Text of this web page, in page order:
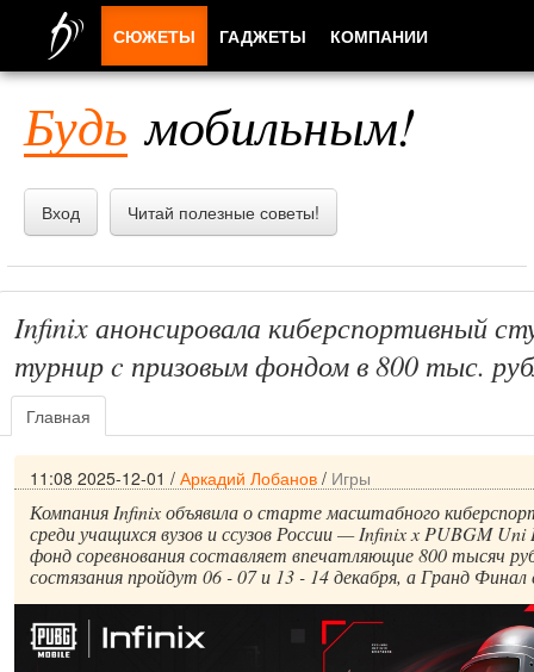
Будь мобильным!
Вход Читай полезные советы!
Infinix анонсировала киберспортивный
турнир c призовым фондом в 800 тыс.
Главная
11:08 2025-12-01 / Аркадий Лобанов / Игры
Компания Infinix объявила о старте масштабного
среди учащихся вузов и ссузов России — Infinix x PUBGM Uni
фонд соревнования составляет впечатляющие 800 тысяч
состязания пройдут 06 - 07 и 13 - 14 декабря, а Гранд
СЮЖЕТЫ ГАДЖЕТЫ КОМПАНИИ
ПРИЛОЖЕНИЯ